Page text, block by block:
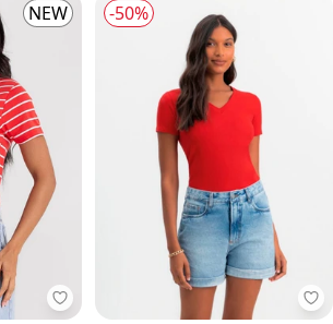
NEW
Rovitex - Blusa Feminina em
-50%